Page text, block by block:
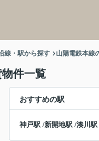
線・駅から探す 山陽電鉄本線
件一覧
おすすめの駅
神戸駅 /新開地駅 /湊川駅